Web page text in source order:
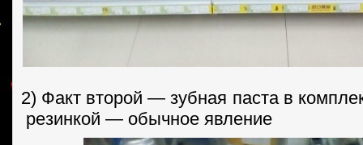
2) Факт второй — зубная паста в
резинкой — обычное явление